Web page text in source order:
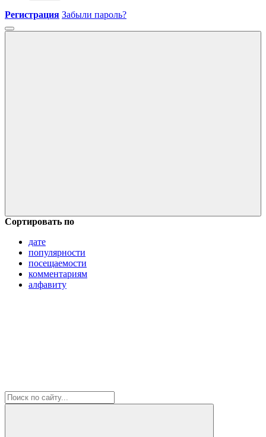
Регистрация Забыли пароль?
Сортировать по
дате
популярности
посещаемости
комментариям
алфавиту